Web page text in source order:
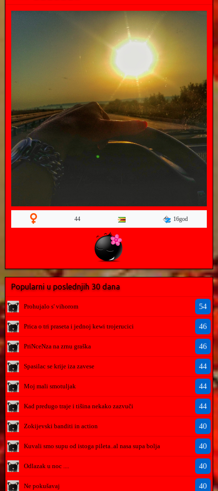
44 16god
Popularni u poslednjih 30 dana
Prohujalo s' vihorom 54
Prica o tri praseta i jednoj kewi trojerucici 46
PriNceNza na zrnu graška 46
Spasilac se krije iza zavese 44
Moj mali smotuljak 44
Kad predugo traje i tišina nekako zazvuči 44
Zokijevski banditi in action 40
Kuvali smo supu od istoga pileta..al nasa supa bolja 40
Odlazak u noc .... 40
Ne pokušavaj 40